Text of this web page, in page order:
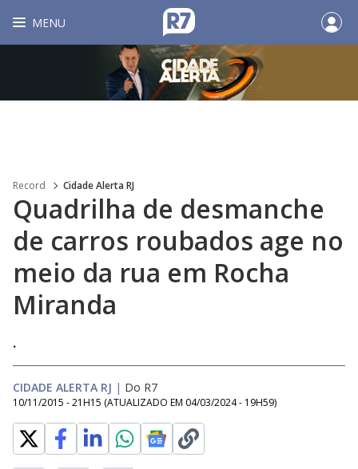
MENU
Record Cidade Alerta RJ
Quadrilha de desmanche
de carros roubados age no
meio da rua em Rocha
Miranda
.
CIDADE ALERTA RJ | Do R7
10/11/2015 - 21H15 (ATUALIZADO EM 04/03/2024 - 19H59)